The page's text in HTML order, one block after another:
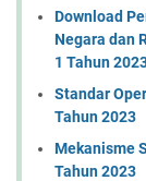
Download
Negara dan
1 Tahun
Standar
Tahun 2023
Mekanisme
Tahun 2023